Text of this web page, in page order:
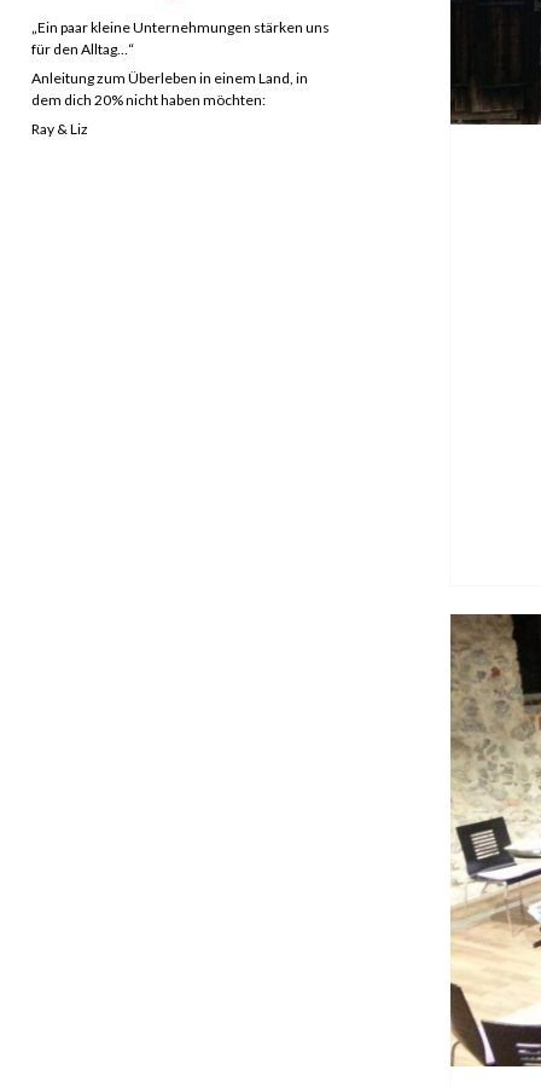
„Ein paar kleine Unternehmungen stärken uns
für den Alltag…“
Anleitung zum Überleben in einem Land, in
dem dich 20% nicht haben möchten:
Ray & Liz